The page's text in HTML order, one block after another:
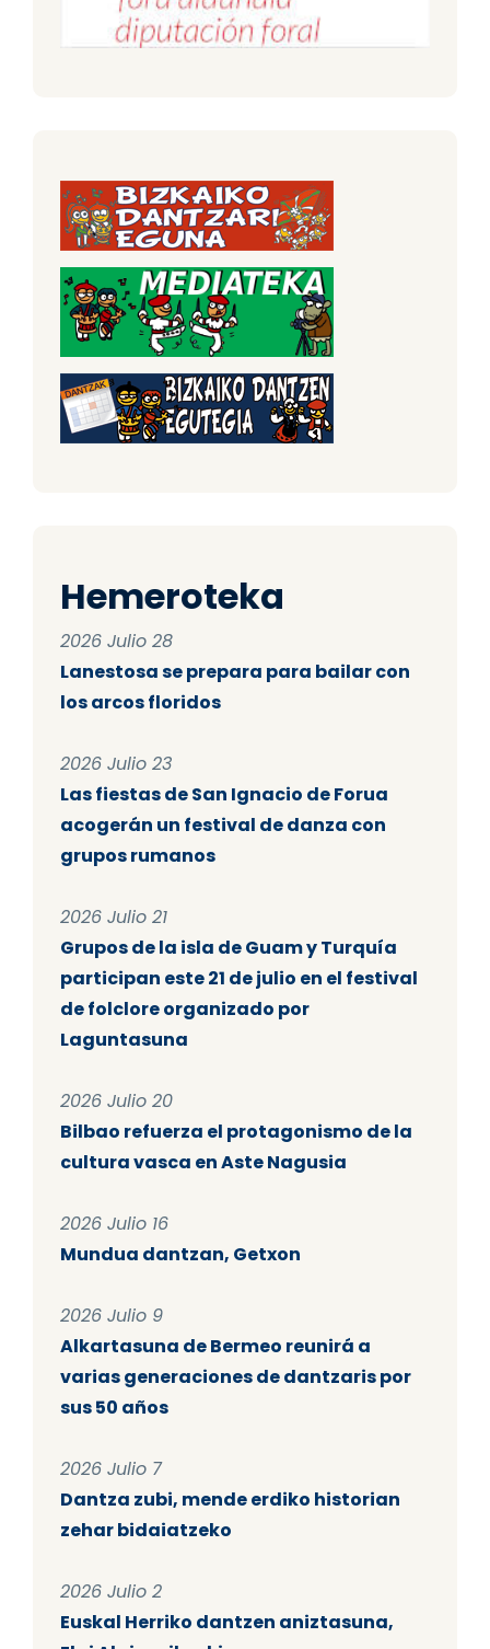
Hemeroteka
2026 Julio 28
Lanestosa se prepara para bailar con
los arcos floridos
2026 Julio 23
Las fiestas de San Ignacio de Forua
acogerán un festival de danza con
grupos rumanos
2026 Julio 21
Grupos de la isla de Guam y Turquía
participan este 21 de julio en el festival
de folclore organizado por
Laguntasuna
2026 Julio 20
Bilbao refuerza el protagonismo de la
cultura vasca en Aste Nagusia
2026 Julio 16
Mundua dantzan, Getxon
2026 Julio 9
Alkartasuna de Bermeo reunirá a
varias generaciones de dantzaris por
sus 50 años
2026 Julio 7
Dantza zubi, mende erdiko historian
zehar bidaiatzeko
2026 Julio 2
Euskal Herriko dantzen aniztasuna,